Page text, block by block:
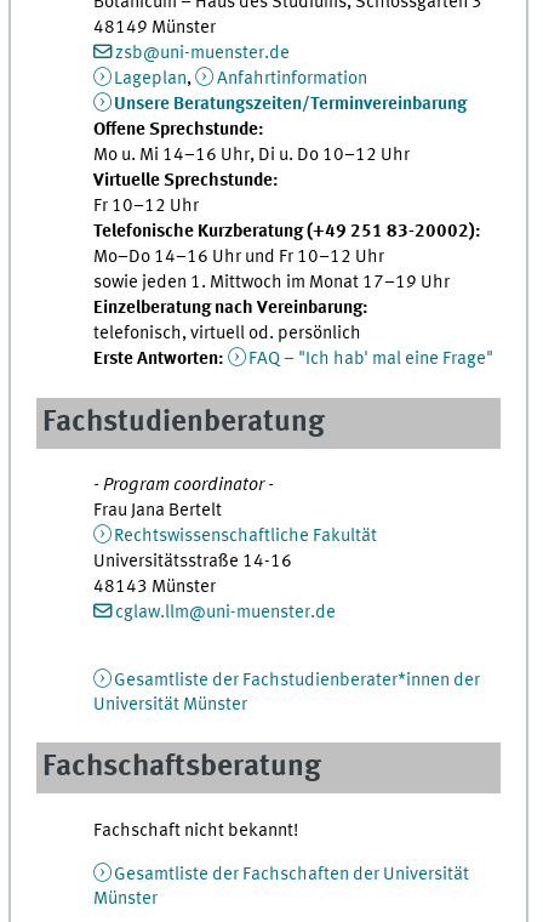
48149 Münster
zsb@uni-muenster.de
Lageplan,
Anfahrtinformation
Unsere Beratungszeiten/Terminvereinbarung
Offene Sprechstunde:
Mo u. Mi 14–16 Uhr, Di u. Do 10–12 Uhr
Virtuelle Sprechstunde:
Fr 10–12 Uhr
Telefonische Kurzberatung (+49 251 83-20002):
Mo–Do 14–16 Uhr und Fr 10–12 Uhr
sowie jeden 1. Mittwoch im Monat 17–19 Uhr
Einzelberatung nach Vereinbarung:
telefonisch, virtuell od. persönlich
Erste Antworten:
FAQ – "Ich hab' mal eine Frage"
Fachstudienberatung
- Program coordinator -
Frau Jana Bertelt
Rechtswissenschaftliche Fakultät
Universitätsstraße 14-16
48143 Münster
cglaw.llm@uni-muenster.de
Gesamtliste der Fachstudienberater*innen der
Universität Münster
Fachschaftsberatung
Fachschaft nicht bekannt!
Gesamtliste der Fachschaften der Universität
Münster